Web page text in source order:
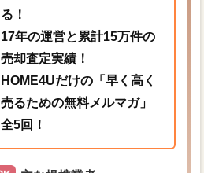
る！
17年の運営と累計15万件の
売却査定実績！
HOME4Uだけの「早く高く
売るための無料メルマガ」
全5回！